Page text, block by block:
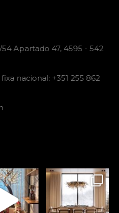
Apartado 47, 4595 - 542
nacional: +351 255 862